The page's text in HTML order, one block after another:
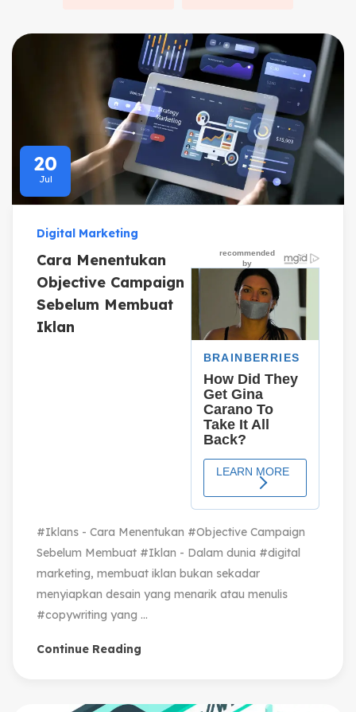
20
Jul
Digital Marketing
Cara Menentukan
Objective Campaign
Sebelum Membuat
Iklan
#Iklans - Cara Menentukan #Objective Campaign
Sebelum Membuat #Iklan - Dalam dunia #digital
marketing, membuat iklan bukan sekadar
menyiapkan desain yang menarik atau menulis
#copywriting yang ...
Continue Reading